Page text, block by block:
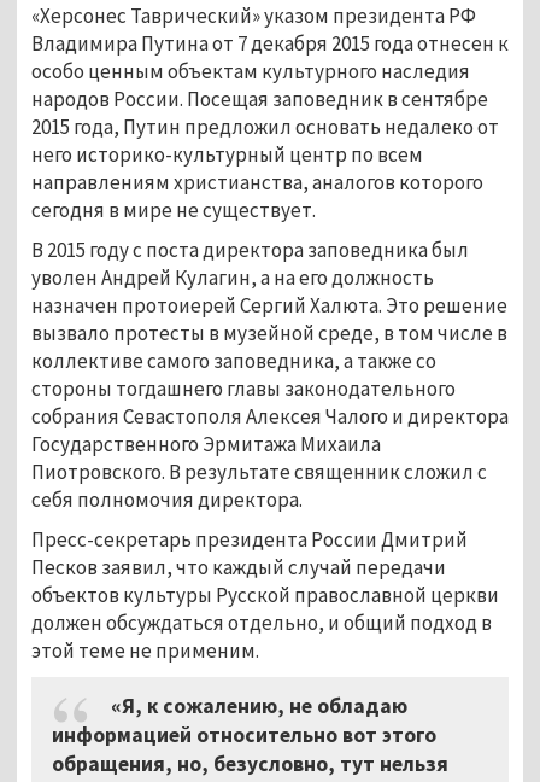
«Херсонес Таврический» указом президента РФ
Владимира Путина от 7 декабря 2015 года отнесен к
особо ценным объектам культурного наследия
народов России. Посещая заповедник в сентябре
2015 года, Путин предложил основать недалеко от
него историко-культурный центр по всем
направлениям христианства, аналогов которого
сегодня в мире не существует.
В 2015 году с поста директора заповедника был
уволен Андрей Кулагин, а на его должность
назначен протоиерей Сергий Халюта. Это решение
вызвало протесты в музейной среде, в том числе в
коллективе самого заповедника, а также со
стороны тогдашнего главы законодательного
собрания Севастополя Алексея Чалого и директора
Государственного Эрмитажа Михаила
Пиотровского. В результате священник сложил с
себя полномочия директора.
Пресс-секретарь президента России Дмитрий
Песков заявил, что каждый случай передачи
объектов культуры Русской православной церкви
должен обсуждаться отдельно, и общий подход в
этой теме не применим.
«Я, к сожалению, не обладаю
информацией относительно вот этого
обращения, но, безусловно, тут нельзя